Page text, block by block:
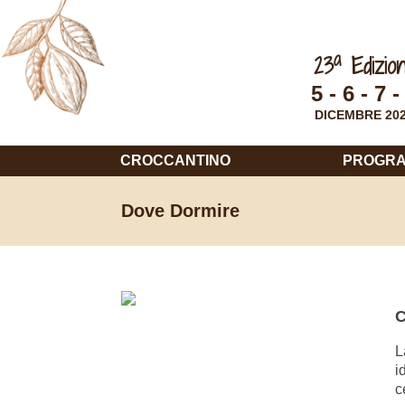
23a
5 - 6 - 7 -
DICEMBRE
CROCCANTINO
Dove Dormire